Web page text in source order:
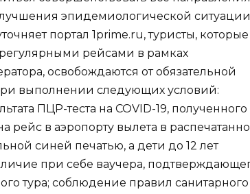
эпидемиологической
портал 1prime.ru, туристы, которые
рейсами в рамках
освобождаются от обязательной
выполнении следующих условий:
ПЦР-теста на COVID-19, полученного
рейс в аэропорту вылета в
синей печатью, а дети до 12 лет
при себе ваучера,
тура; соблюдение правил санитарного